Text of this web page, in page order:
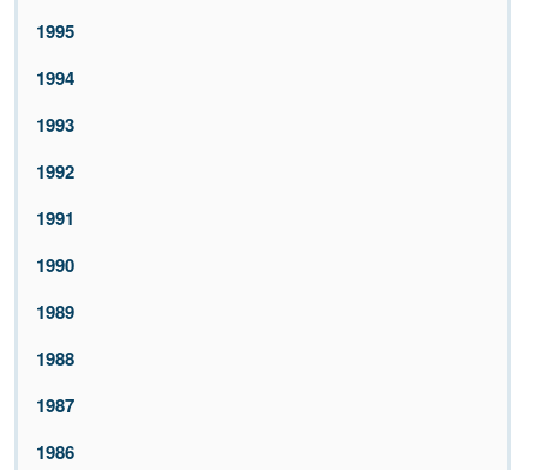
1995
1994
1993
1992
1991
1990
1989
1988
1987
1986